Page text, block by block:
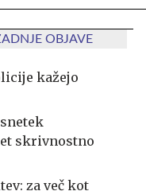
OBJAVE
kažejo
skrivnostno
za več kot